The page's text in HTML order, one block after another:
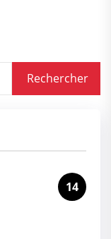
14